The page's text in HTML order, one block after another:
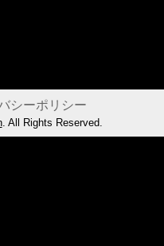
シーポリシー
. All Rights Reserved.